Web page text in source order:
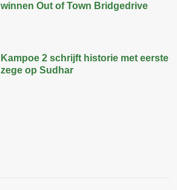
winnen Out of Town Bridgedrive
Kampoe 2 schrijft historie met eerste
zege op Sudhar